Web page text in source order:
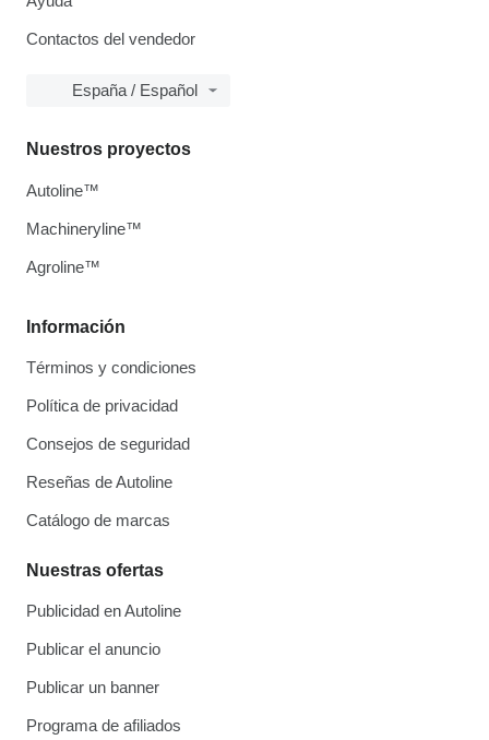
Contactos del vendedor
España / Español
Información
Términos y condiciones
Política de privacidad
Consejos de seguridad
Reseñas de Autoline
Catálogo de marcas
Nuestras ofertas
Publicidad en Autoline
Publicar el anuncio
Publicar un banner
Programa de afiliados
Nuestros proyectos
Autoline™
Machineryline™
Agroline™